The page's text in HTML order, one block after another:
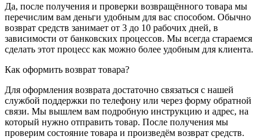
Да, после получения и проверки возвращённого товара мы
перечислим вам деньги удобным для вас способом. Обычно
возврат средств занимает от 3 до 10 рабочих дней, в
зависимости от банковских процессов. Мы всегда стараемся
сделать этот процесс как можно более удобным для клиента.
Как оформить возврат товара?
Для оформления возврата достаточно связаться с нашей
службой поддержки по телефону или через форму обратной
связи. Мы вышлем вам подробную инструкцию и адрес, на
который нужно отправить товар. После получения мы
проверим состояние товара и произведём возврат средств.